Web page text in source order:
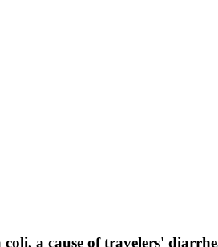
a cause of travelers'